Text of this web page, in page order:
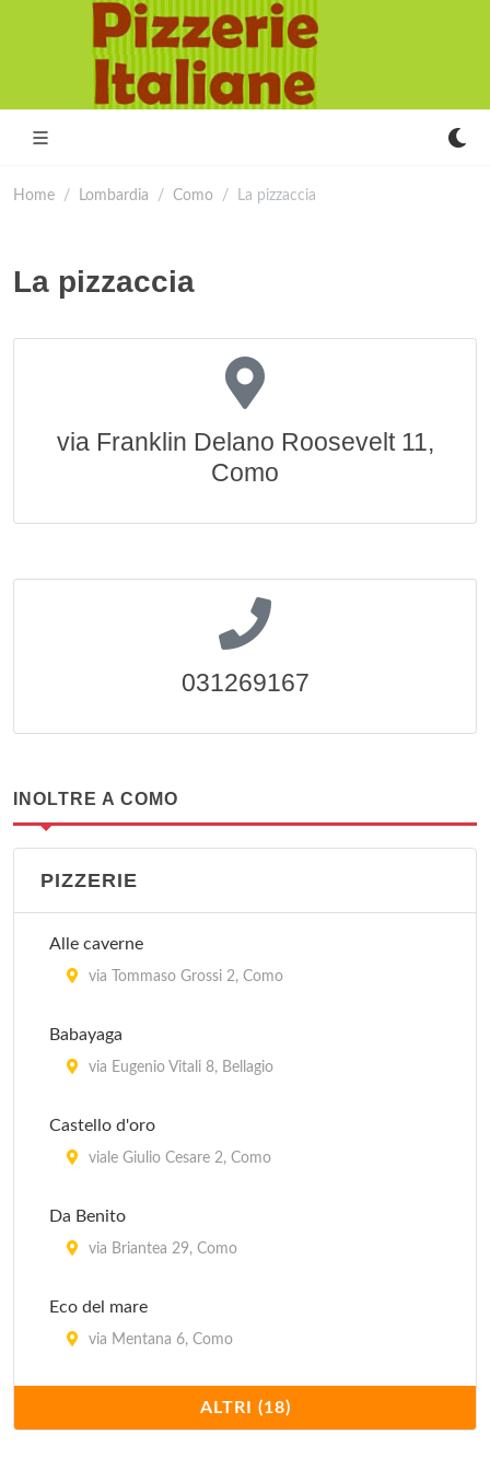
Home Lombardia Como La pizzaccia
La pizzaccia
via Franklin Delano Roosevelt 11,
Como
031269167
INOLTRE A COMO
PIZZERIE
Alle caverne
via Tommaso Grossi 2, Como
Babayaga
via Eugenio Vitali 8, Bellagio
Castello d'oro
viale Giulio Cesare 2, Como
Da Benito
via Briantea 29, Como
Eco del mare
via Mentana 6, Como
via Gerolamo Borsieri 25, Como
ALTRI (18)